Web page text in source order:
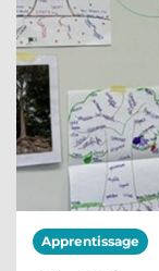
Apprentissage